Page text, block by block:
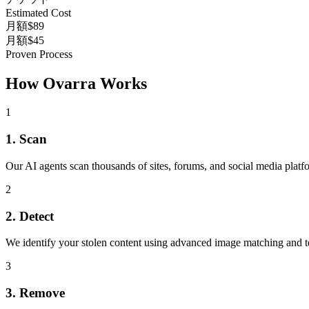
Estimated Cost
月額$89
月額$45
Proven Process
How Ovarra Works
1
1. Scan
Our AI agents scan thousands of sites, forums, and social media
2
2. Detect
We identify your stolen content using advanced image matching and
3
3. Remove